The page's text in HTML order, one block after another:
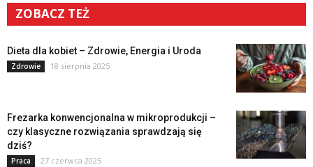
ZOBACZ TEŻ
Dieta dla kobiet – Zdrowie, Energia i Uroda
Zdrowie 18 sierpnia 2025
Frezarka konwencjonalna w mikroprodukcji –
czy klasyczne rozwiązania sprawdzają się
dziś?
Praca 27 czerwca 2025